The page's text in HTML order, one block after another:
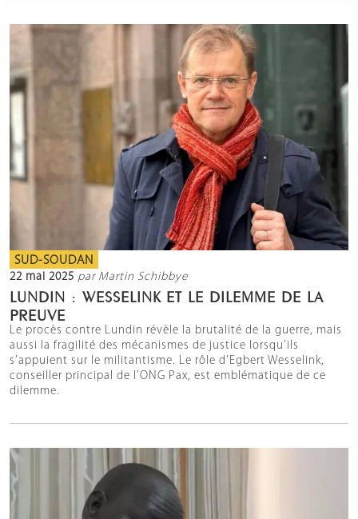
SUD-SOUDAN
22 mai 2025 par Martin Schibbye
LUNDIN : WESSELINK ET LE DILEMME DE LA
PREUVE
Le procès contre Lundin révèle la brutalité de la guerre, mais
aussi la fragilité des mécanismes de justice lorsqu’ils
s’appuient sur le militantisme. Le rôle d’Egbert Wesselink,
conseiller principal de l’ONG Pax, est emblématique de ce
dilemme.